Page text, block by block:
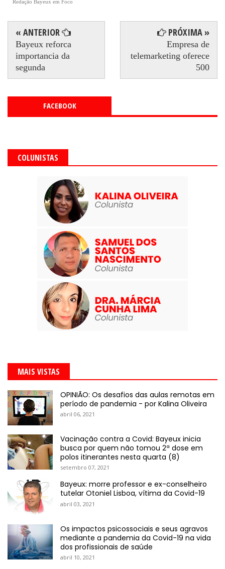
Redação Bayeux em Foco
« ANTERIOR
Bayeux reforca
importancia da
segunda
PRÓXIMA »
Empresa de
telemarketing oferece
500
FACEBOOK
COLUNISTAS
MAIS VISTAS
OPINIÃO: Os desafios das aulas remotas em
período de pandemia - por Kalina Oliveira
abril 06, 2021
Vacinação contra a Covid: Bayeux inicia
busca por quem não tomou 2ª dose em
polos itinerantes nesta quarta (8)
setembro 07, 2021
Bayeux: morre professor e ex-conselheiro
tutelar Otoniel Lisboa, vítima da Covid-19
abril 03, 2021
Os impactos psicossociais e seus agravos
mediante a pandemia da Covid-19 na vida
dos profissionais de saúde
abril 10, 2021